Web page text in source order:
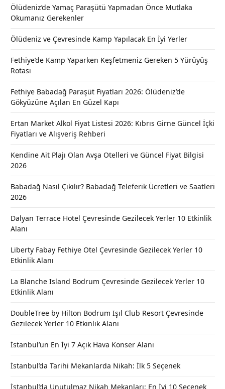
Ölüdeniz’de Yamaç Paraşütü Yapmadan Önce Mutlaka
Okumanız Gerekenler
Ölüdeniz ve Çevresinde Kamp Yapılacak En İyi Yerler
Fethiye’de Kamp Yaparken Keşfetmeniz Gereken 5 Yürüyüş
Rotası
Fethiye Babadağ Paraşüt Fiyatları 2026: Ölüdeniz’de
Gökyüzüne Açılan En Güzel Kapı
Ertan Market Alkol Fiyat Listesi 2026: Kıbrıs Girne Güncel İçki
Fiyatları ve Alışveriş Rehberi
Kendine Ait Plajı Olan Avşa Otelleri ve Güncel Fiyat Bilgisi
2026
Babadağ Nasıl Çıkılır? Babadağ Teleferik Ücretleri ve Saatleri
2026
Dalyan Terrace Hotel Çevresinde Gezilecek Yerler 10 Etkinlik
Alanı
Liberty Fabay Fethiye Otel Çevresinde Gezilecek Yerler 10
Etkinlik Alanı
La Blanche Island Bodrum Çevresinde Gezilecek Yerler 10
Etkinlik Alanı
DoubleTree by Hilton Bodrum Işıl Club Resort Çevresinde
Gezilecek Yerler 10 Etkinlik Alanı
İstanbul’un En İyi 7 Açık Hava Konser Alanı
İstanbul’da Tarihi Mekanlarda Nikah: İlk 5 Seçenek
İstanbul’da Unutulmaz Nikah Mekanları: En İyi 10 Seçenek